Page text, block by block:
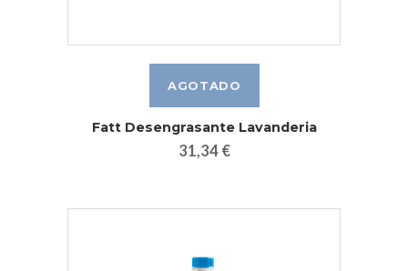
Fatt Desengrasante Lavanderia
31,34 €